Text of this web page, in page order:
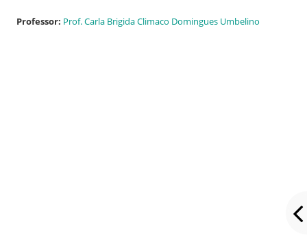
Professor: Prof. Carla Brigida Climaco Domingues Umbelino